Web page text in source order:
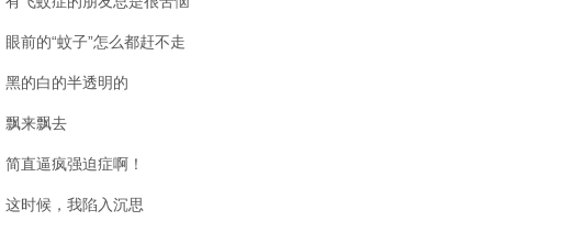
眼前的“蚊子”怎么都赶不走
黑的白的半透明的
飘来飘去
简直逼疯强迫症啊！
这时候，我陷入沉思